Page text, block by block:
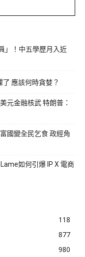
」！中五學歷月入近
應該何時貪婪？
元金融核武 特朗普：
國變全民乞食 政經角
如何引爆 IP X 電商
118
877
980